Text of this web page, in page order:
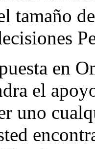
tamaño
en
el
uno